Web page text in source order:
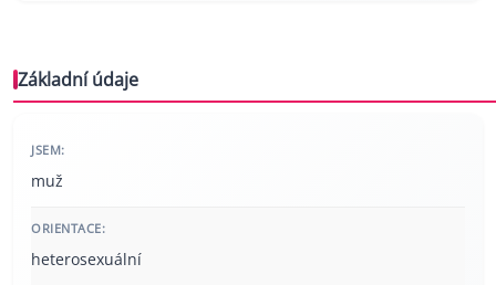
Základní údaje
JSEM:
muž
ORIENTACE:
heterosexuální